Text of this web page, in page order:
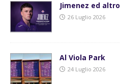
Jimenez ed altro
26 Luglio 2026
Al Viola Park
24 Luglio 2026